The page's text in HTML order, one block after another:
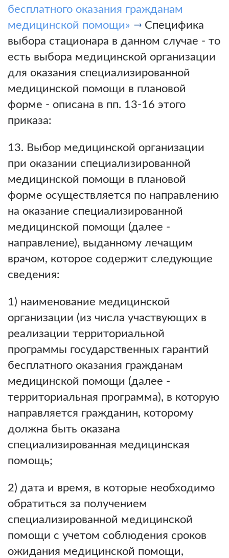
бесплатного оказания гражданам
медицинской помощи»
Специфика
выбора стационара в данном случае - то
есть выбора медицинской организации
для оказания специализированной
медицинской помощи в плановой
форме - описана в пп. 13-16 этого
приказа:
13. Выбор медицинской организации
при оказании специализированной
медицинской помощи в плановой
форме осуществляется по направлению
на оказание специализированной
медицинской помощи (далее -
направление), выданному лечащим
врачом, которое содержит следующие
сведения:
1) наименование медицинской
организации (из числа участвующих в
реализации территориальной
программы государственных гарантий
бесплатного оказания гражданам
медицинской помощи (далее -
территориальная программа), в которую
направляется гражданин, которому
должна быть оказана
специализированная медицинская
помощь;
2) дата и время, в которые необходимо
обратиться за получением
специализированной медицинской
помощи с учетом соблюдения сроков
ожидания медицинской помощи,